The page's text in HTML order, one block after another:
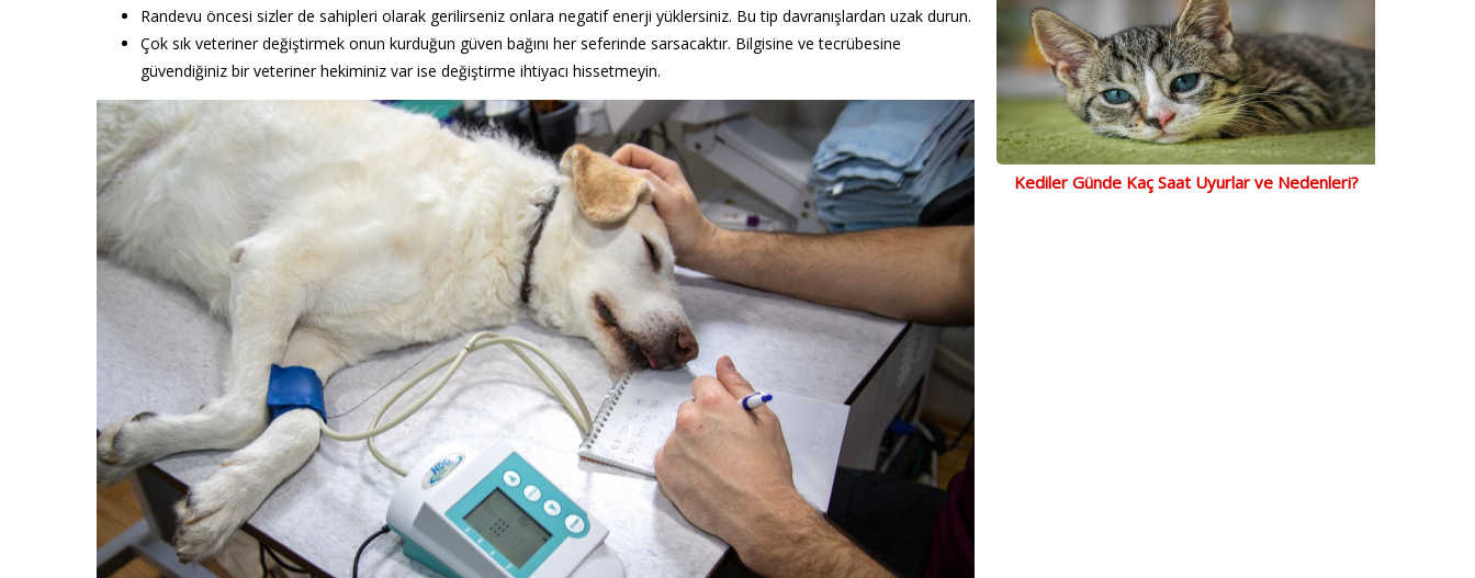
Randevu öncesi sizler de sahipleri olarak gerilirseniz onlara negatif enerji yüklersiniz. Bu tip davranışlardan uzak durun.
Çok sık veteriner değiştirmek onun kurduğun güven bağını her seferinde sarsacaktır. Bilgisine ve tecrübesine
güvendiğiniz bir veteriner hekiminiz var ise değiştirme ihtiyacı hissetmeyin.
Kediler Günde Kaç Saat Uyurlar ve Nedenleri?